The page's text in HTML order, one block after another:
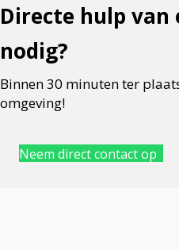
Directe hulp van
nodig?
Binnen 30 minuten ter
omgeving!
Neem direct contact op